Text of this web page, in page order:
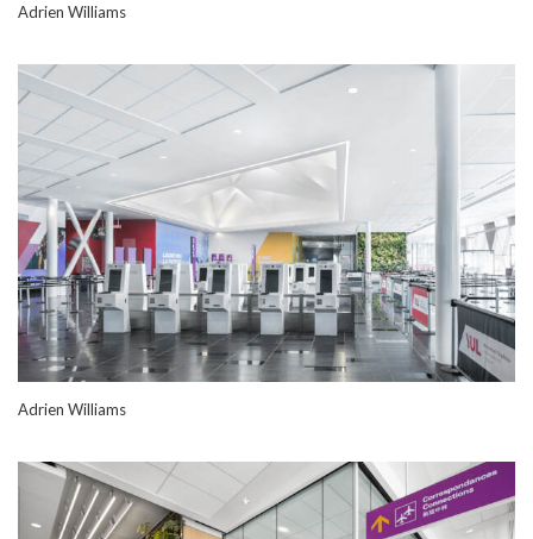
Adrien Williams
Adrien Williams